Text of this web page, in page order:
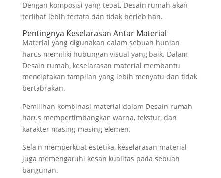
Dengan komposisi yang tepat, Desain rumah akan
terlihat lebih tertata dan tidak berlebihan.
Pentingnya Keselarasan Antar Material
Material yang digunakan dalam sebuah hunian
harus memiliki hubungan visual yang baik. Dalam
Desain rumah, keselarasan material membantu
menciptakan tampilan yang lebih menyatu dan tidak
bertabrakan.
Pemilihan kombinasi material dalam Desain rumah
harus mempertimbangkan warna, tekstur, dan
karakter masing-masing elemen.
Selain memperkuat estetika, keselarasan material
juga memengaruhi kesan kualitas pada sebuah
bangunan.